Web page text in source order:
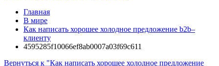
Главная
В мире
Как написать хорошее холодное предложение b2b–
клиенту
4595285f10066ef8ab0007a03f69c611
Вернуться к "Как написать хорошее холодное предложение